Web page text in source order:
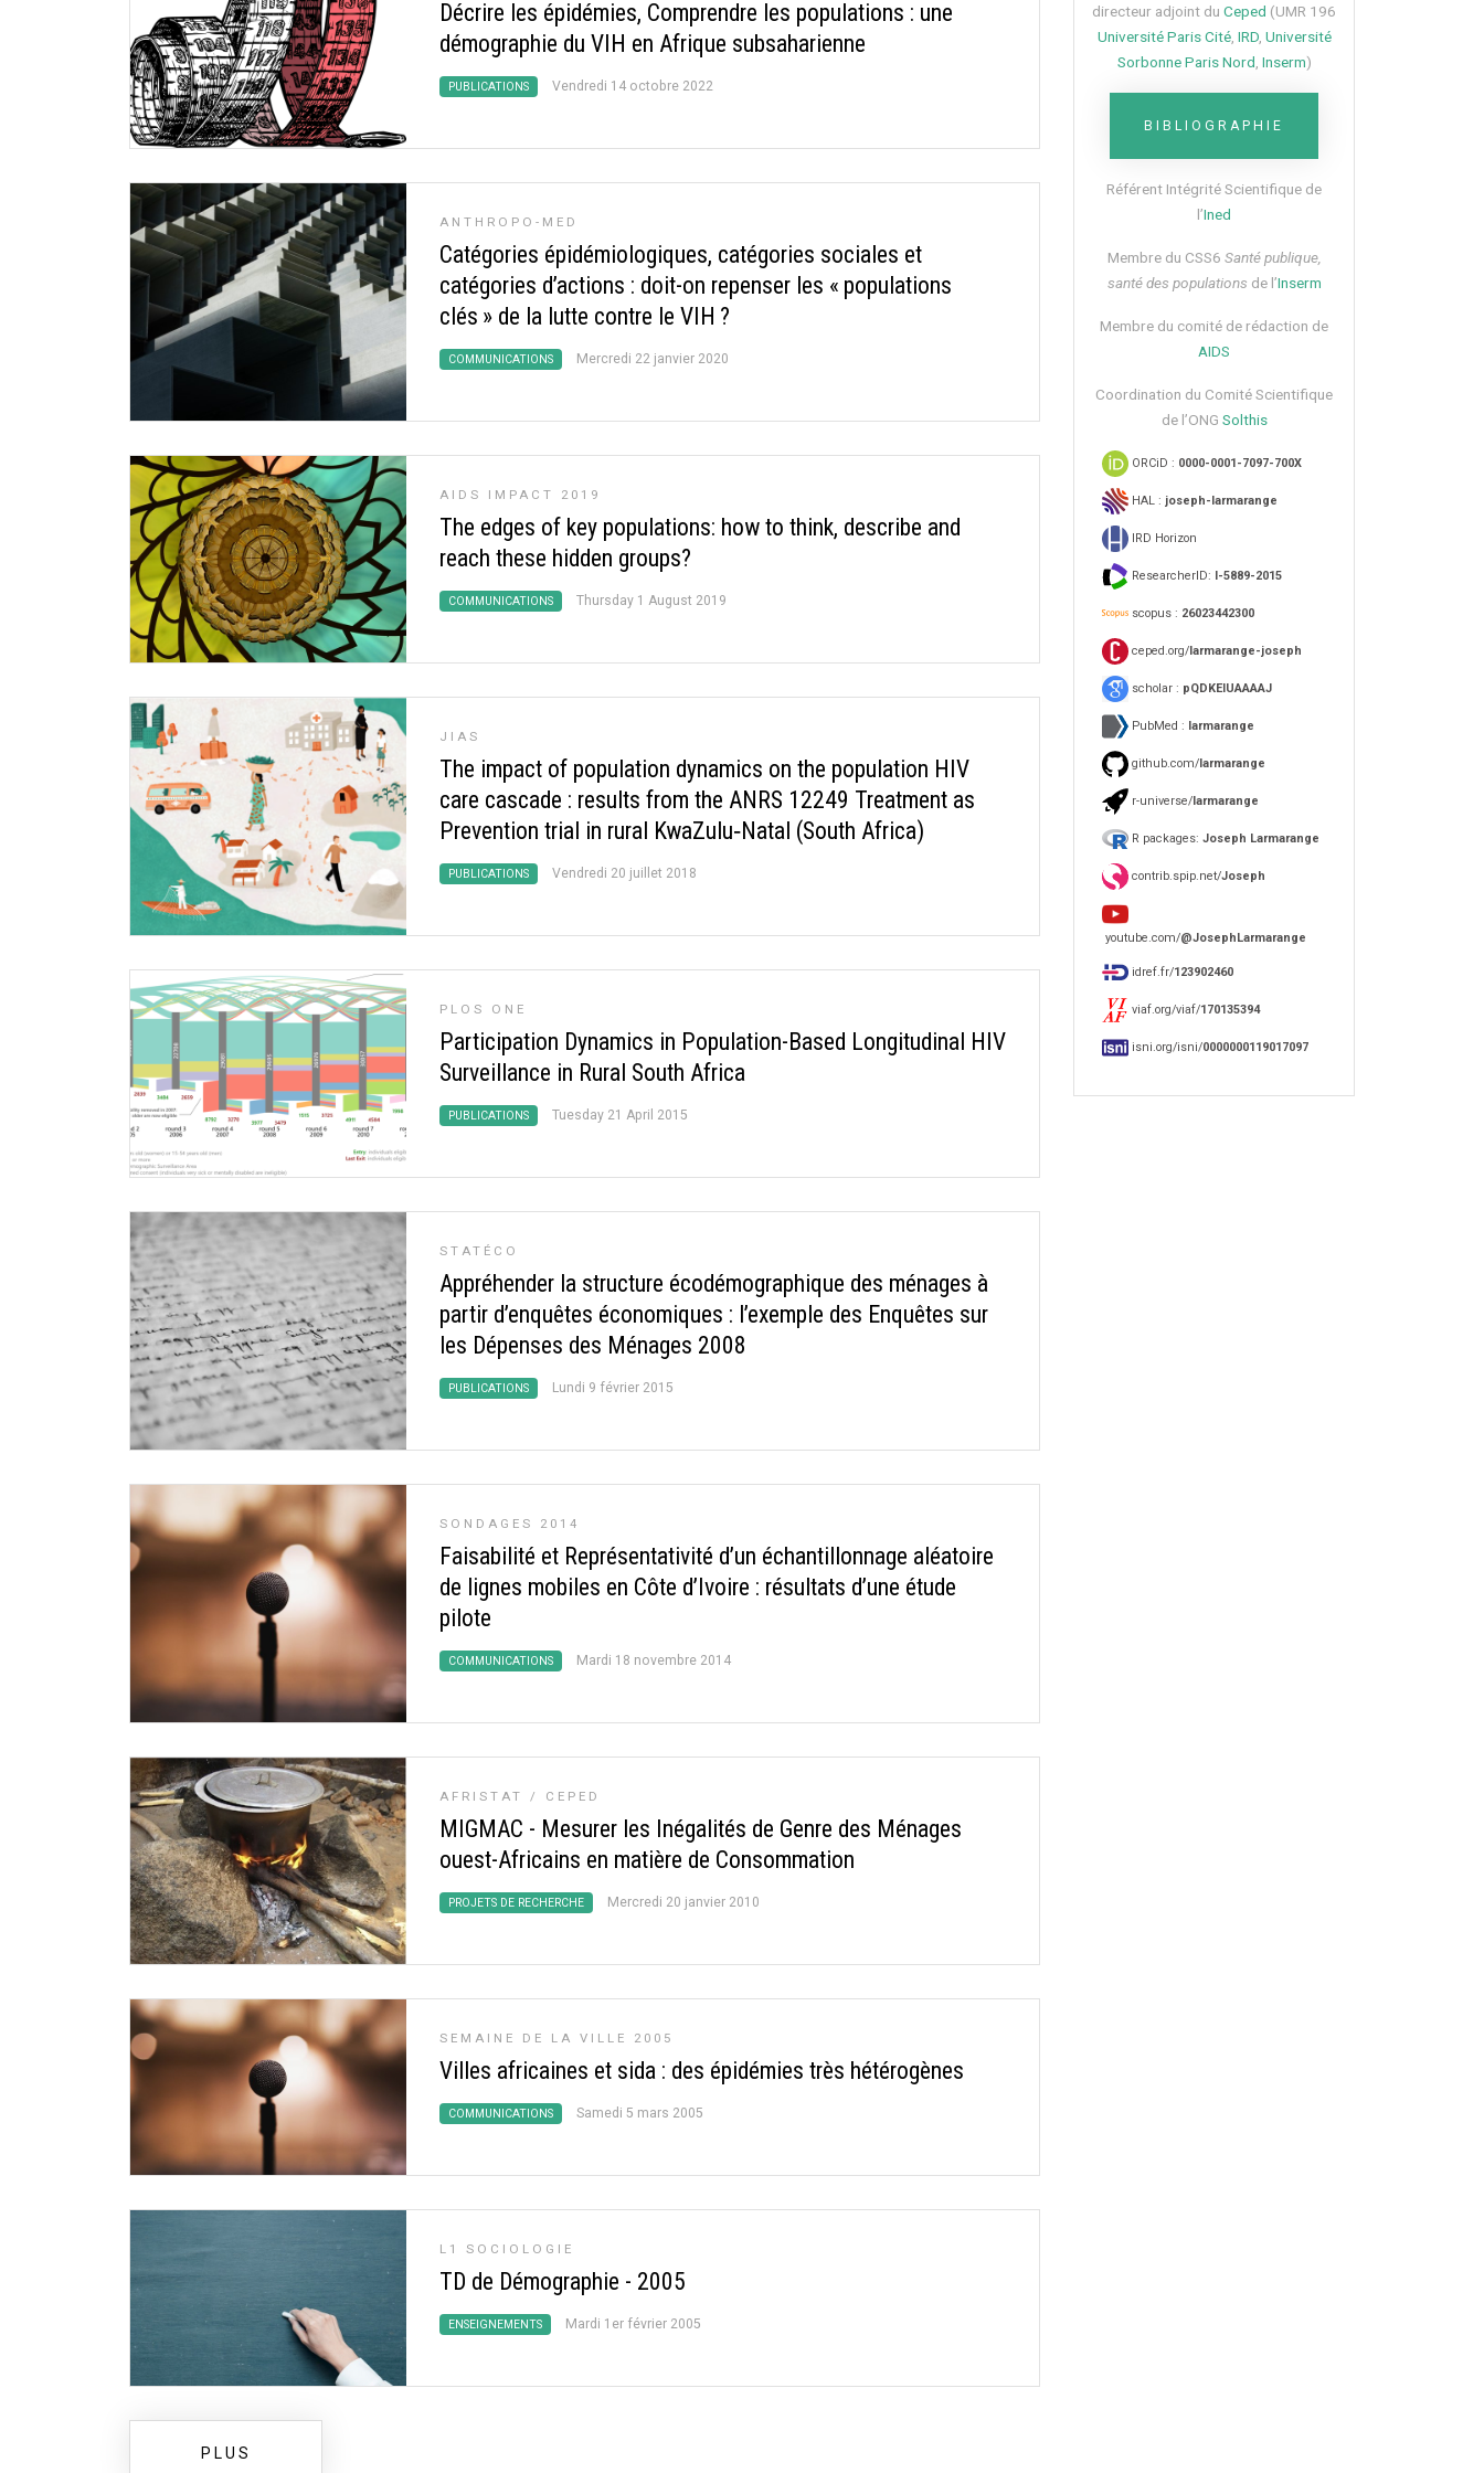
Décrire les épidémies, Comprendre les populations : une
démographie du VIH en Afrique subsaharienne
PUBLICATIONS Vendredi 14 octobre 2022
ANTHROPO-MED
Catégories épidémiologiques, catégories sociales et
catégories d’actions : doit-on repenser les « populations
clés » de la lutte contre le VIH ?
COMMUNICATIONS Mercredi 22 janvier 2020
AIDS IMPACT 2019
The edges of key populations: how to think, describe and
reach these hidden groups?
COMMUNICATIONS Thursday 1 August 2019
JIAS
The impact of population dynamics on the population HIV
care cascade : results from the ANRS 12249 Treatment as
Prevention trial in rural KwaZulu‐Natal (South Africa)
PUBLICATIONS Vendredi 20 juillet 2018
PLOS ONE
Participation Dynamics in Population-Based Longitudinal HIV
Surveillance in Rural South Africa
PUBLICATIONS Tuesday 21 April 2015
STATÉCO
Appréhender la structure écodémographique des ménages à
partir d’enquêtes économiques : l’exemple des Enquêtes sur
les Dépenses des Ménages 2008
PUBLICATIONS Lundi 9 février 2015
SONDAGES 2014
Faisabilité et Représentativité d’un échantillonnage aléatoire
de lignes mobiles en Côte d’Ivoire : résultats d’une étude
pilote
COMMUNICATIONS Mardi 18 novembre 2014
AFRISTAT / CEPED
MIGMAC - Mesurer les Inégalités de Genre des Ménages
ouest-Africains en matière de Consommation
PROJETS DE RECHERCHE Mercredi 20 janvier 2010
SEMAINE DE LA VILLE 2005
Villes africaines et sida : des épidémies très hétérogènes
COMMUNICATIONS Samedi 5 mars 2005
L1 SOCIOLOGIE
TD de Démographie - 2005
ENSEIGNEMENTS Mardi 1er février 2005
PLUS
directeur adjoint du Ceped (UMR 196
Université Paris Cité, IRD, Université
Sorbonne Paris Nord Inserm)
BIBLIOGRAPHIE
Référent Intégrité Scientifique de
l’Ined
Membre du CSS6​ Santé publique,
santé des populations de l’Inserm
Membre du comité de rédaction de
AIDS
Coordination du Comité Scientifique
de l’ONG Solthis
ORCiD : 0000-0001-7097-700X
HAL : joseph-larmarange
IRD Horizon
ResearcherID: I-5889-2015
scopus : 26023442300
ceped.org/larmarange-joseph
scholar : pQDKEIUAAAAJ
PubMed : larmarange
github.com/larmarange
r-universe/larmarange
R packages: Joseph Larmarange
contrib.spip.net/Joseph
youtube.com/@JosephLarmarange
idref.fr/123902460
viaf.org/viaf/170135394
isni.org/isni/0000000119017097